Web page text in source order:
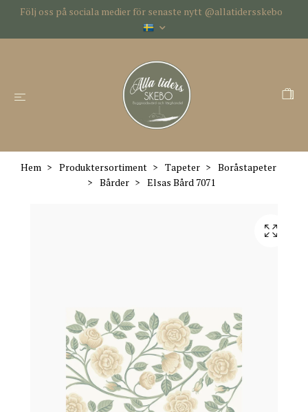
Följ oss på sociala medier för senaste nytt @allatidersskebo
Hem Produktersortiment Tapeter
Boråstapeter
Bårder
Elsas Bård 7071